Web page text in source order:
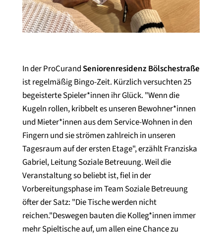
In der ProCurandSeniorenresidenz Bölschestraße
ist regelmäßig Bingo-Zeit. Kürzlich versuchten 25
begeisterte Spieler*innen ihr Glück. "Wenn die
Kugeln rollen, kribbelt es unseren Bewohner*innen
und Mieter*innen aus dem Service-Wohnen in den
Fingern und sie strömen zahlreich in unseren
Tagesraum auf der ersten Etage", erzählt Franziska
Gabriel, Leitung Soziale Betreuung. Weil die
Veranstaltung so beliebt ist, fiel in der
Vorbereitungsphase im Team Soziale Betreuung
öfter der Satz: "Die Tische werden nicht
reichen."Deswegen bauten die Kolleg*innen immer
mehr Spieltische auf, um allen eine Chance zu